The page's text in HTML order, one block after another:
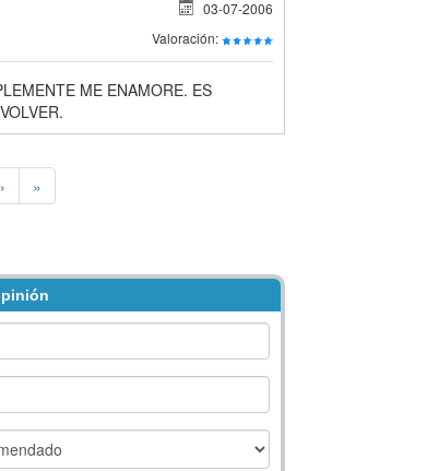
03-07-2006
Valoración:
ME ENAMORE. ES
› »